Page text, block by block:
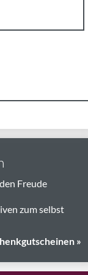
Freude
zum selbst
»